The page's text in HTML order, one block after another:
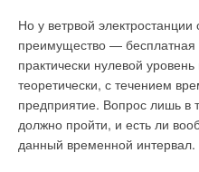
Но у ветрвой электростанции
преимущество — бесплатная
практически нулевой
теоретически, с течением
предприятие. Вопрос лишь в
должно пройти, и есть ли
данный временной интервал.